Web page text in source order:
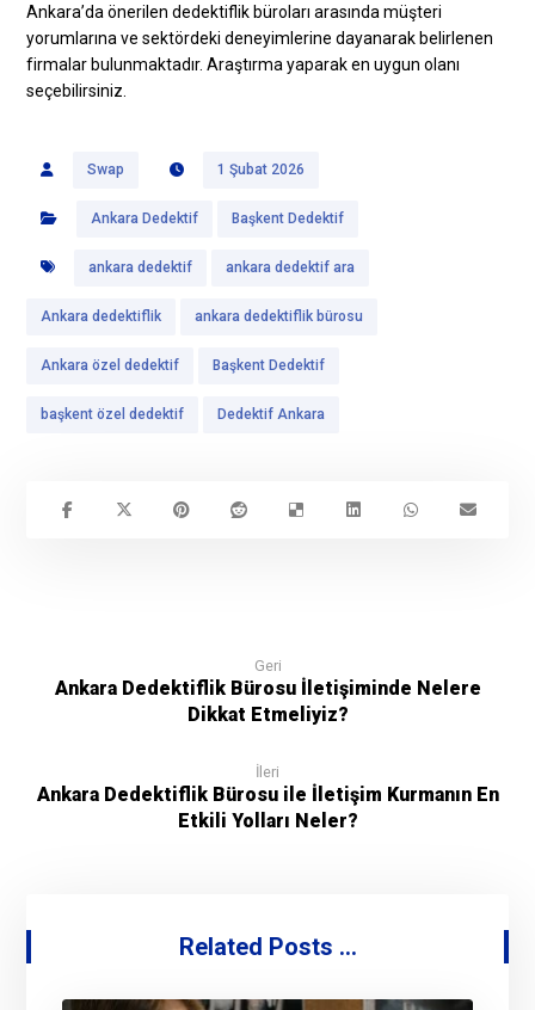
Ankara’da önerilen dedektiflik büroları arasında müşteri
yorumlarına ve sektördeki deneyimlerine dayanarak belirlenen
firmalar bulunmaktadır. Araştırma yaparak en uygun olanı
seçebilirsiniz.
Swap 1 Şubat 2026
Ankara Dedektif Başkent Dedektif
ankara dedektif ankara dedektif ara
Ankara dedektiflik ankara dedektiflik bürosu
Ankara özel dedektif Başkent Dedektif
başkent özel dedektif Dedektif Ankara
Geri
Ankara Dedektiflik Bürosu İletişiminde Nelere
Dikkat Etmeliyiz?
İleri
Ankara Dedektiflik Bürosu ile İletişim Kurmanın En
Etkili Yolları Neler?
Related Posts ...